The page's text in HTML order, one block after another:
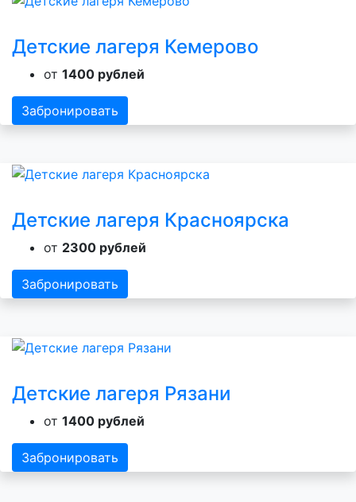
Детские лагеря Кемерово
от 1400 рублей
Забронировать
Детские лагеря Красноярска
от 2300 рублей
Забронировать
Детские лагеря Рязани
от 1400 рублей
Забронировать